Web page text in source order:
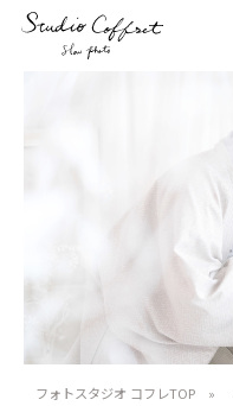
キャンペーン
お知らせ
料金プラン
フォトスタジオ コフレTOP